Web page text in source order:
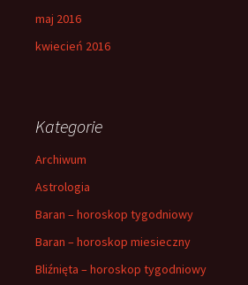
maj 2016
kwiecień 2016
Kategorie
Archiwum
Astrologia
Baran – horoskop tygodniowy
Baran – horoskop miesieczny
Bliźnięta – horoskop tygodniowy